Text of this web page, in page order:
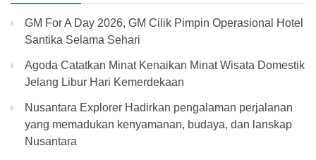
GM For A Day 2026, GM Cilik Pimpin Operasional Hotel
Santika Selama Sehari
Agoda Catatkan Minat Kenaikan Minat Wisata Domestik
Jelang Libur Hari Kemerdekaan
Nusantara Explorer Hadirkan pengalaman perjalanan
yang memadukan kenyamanan, budaya, dan lanskap
Nusantara